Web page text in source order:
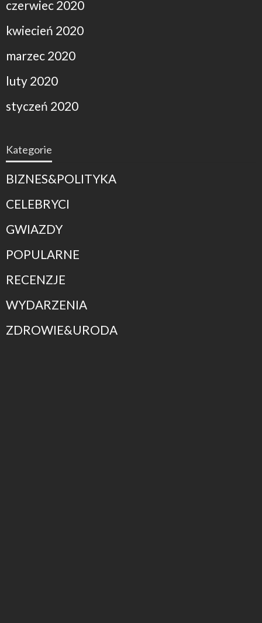
czerwiec 2020
kwiecień 2020
marzec 2020
luty 2020
styczeń 2020
Kategorie
BIZNES&POLITYKA
CELEBRYCI
GWIAZDY
POPULARNE
RECENZJE
WYDARZENIA
ZDROWIE&URODA